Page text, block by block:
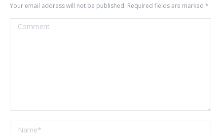
Your email address will not be published. Required fields are marked *
Comment
Name *